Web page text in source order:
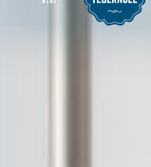
- Kreissparkasse Miesbach-Tegernsee - SB
MENU